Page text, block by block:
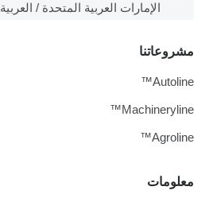
الإمارات العربية المتحدة / العربية
معلومات
مشروعاتنا
Autoline™
Machineryline™
Agroline™